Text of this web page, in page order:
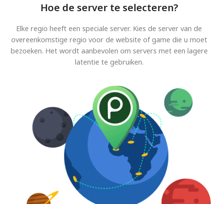
Hoe de server te selecteren?
Elke regio heeft een speciale server. Kies de server van de
overeenkomstige regio voor de website of game die u moet
bezoeken. Het wordt aanbevolen om servers met een lagere
latentie te gebruiken.